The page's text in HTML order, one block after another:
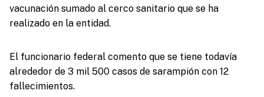
vacunación sumado al cerco sanitario que se ha
realizado en la entidad.
El funcionario federal comento que se tiene todavía
alrededor de 3 mil 500 casos de sarampión con 12
fallecimientos.